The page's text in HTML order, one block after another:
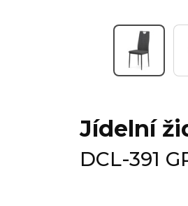
Jídelní
DCL-391